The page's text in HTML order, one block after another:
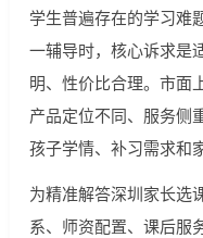
学生普遍存在的学习难
一辅导时，核心诉求是
明、性价比合理。市面
产品定位不同、服务侧
孩子学情、补习需求和
为精准解答深圳家长选
系、师资配置、课后服